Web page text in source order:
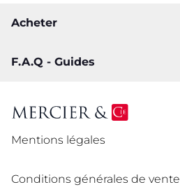
Acheter
F.A.Q - Guides
Mentions légales
Conditions générales de vente